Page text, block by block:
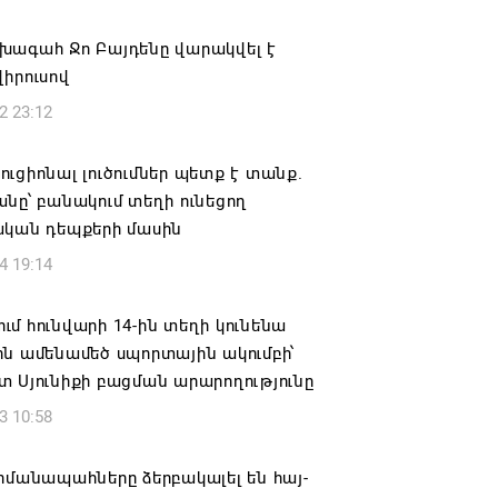
ի աջակցություն Ամենայն
և սրբազանների. Աննա
Գրիգորյանը վերանշանակվել է
հետախուզության ծառայության պետի
ներկայիս իշխանությունը ձախողում
ներսում ազգային համերաշխության
թե՛ արտաքին ճակատում հայ
14:18
Ջո Բայդենը վարակվել է
23:12
լուծումներ պետք է տանք.
բանակում տեղի ունեցող
դեպքերի մասին
19:14
հունվարի 14-ին տեղի կունենա
ամենամեծ սպորտային ակումբի՝
Սյունիքի բացման արարողությունը
10:58
ձերբակալել են հայ-